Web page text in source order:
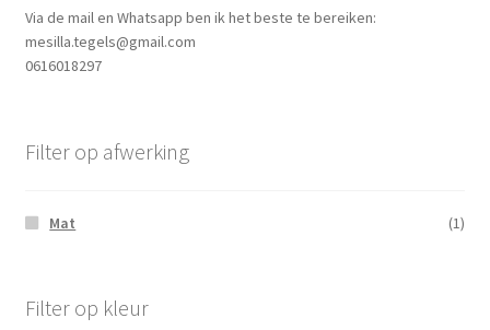
Via de mail en Whatsapp ben ik het beste te bereiken:
mesilla.tegels@gmail.com
0616018297
Filter op afwerking
Mat (1)
Filter op kleur